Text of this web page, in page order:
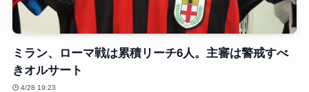
ミラン、ローマ戦は累積リーチ6人。主審は警戒すべ
きオルサート
4/28 19:23